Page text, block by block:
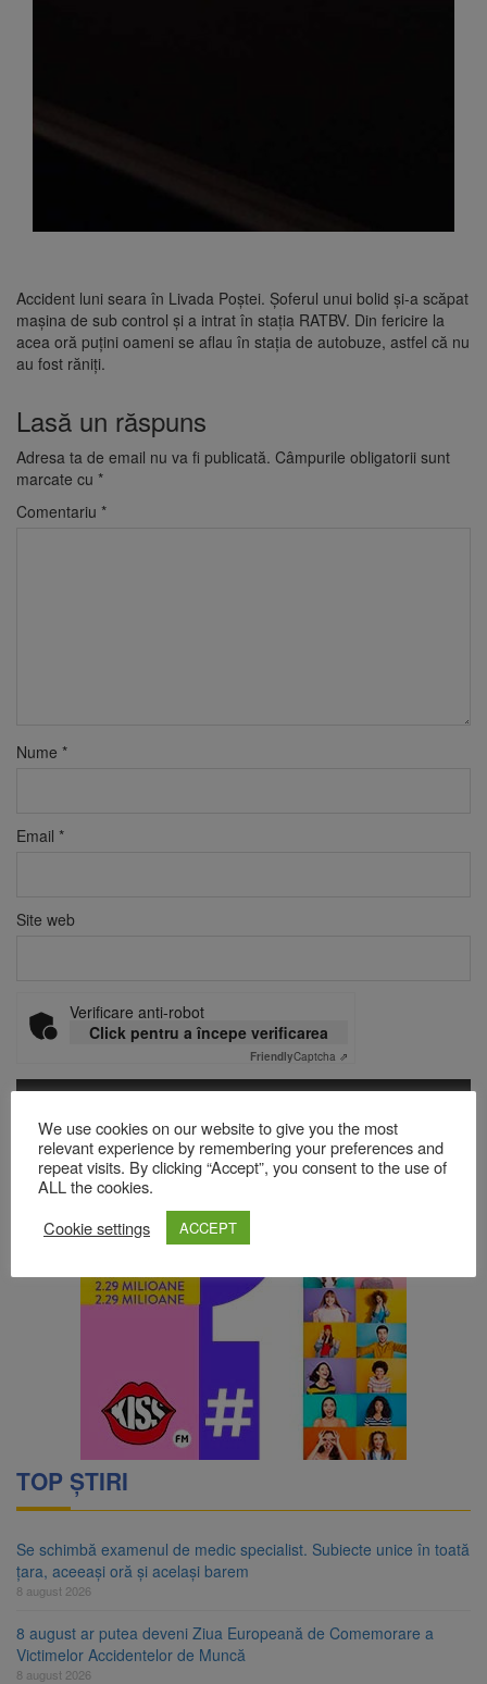
Accident luni seara în Livada Poștei. Șoferul unui bolid și-a scăpat
mașina de sub control și a intrat în stația RATBV. Din fericire la
acea oră puțini oameni se aflau în stația de autobuze, astfel că nu
au fost răniți.
Lasă un răspuns
Adresa ta de email nu va fi publicată. Câmpurile obligatorii sunt
marcate cu *
Comentariu *
Nume *
Email *
Site web
Verificare anti-robot
Click pentru a începe verificarea
FriendlyCaptcha ⇗
Acest site folosește Akismet pentru a reduce spamul.Află cum
sunt procesate datele comentariilor tale.
TOP ȘTIRI
Se schimbă examenul de medic specialist. Subiecte unice în toată
țara, aceeași oră și același barem
8 august 2026
8 august ar putea deveni Ziua Europeană de Comemorare a
Victimelor Accidentelor de Muncă
8 august 2026
We use cookies on our website to give you the most
relevant experience by remembering your preferences and
repeat visits. By clicking “Accept”, you consent to the use of
ALL the cookies.
Cookie settings
ACCEPT